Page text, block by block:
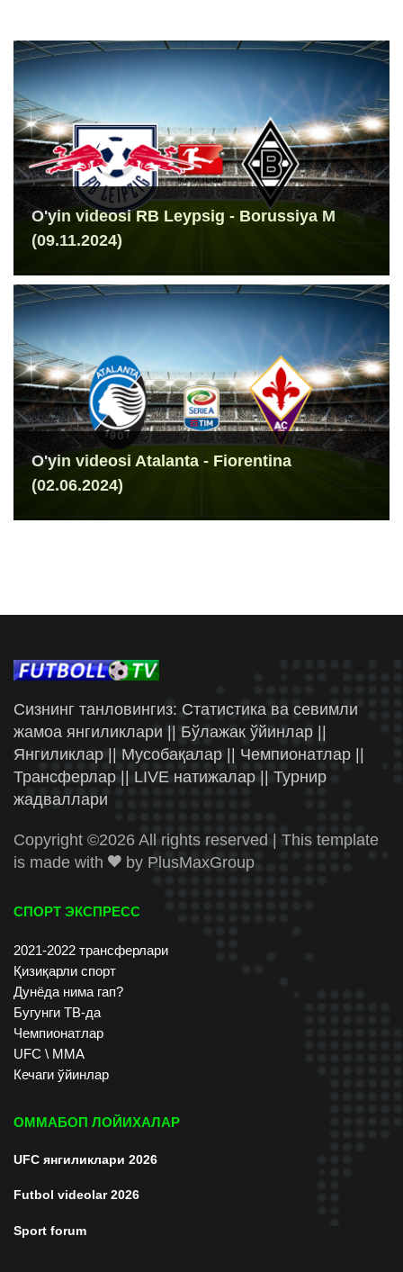
O'yin videosi RB Leypsig - Borussiya M
(09.11.2024)
O'yin videosi Atalanta - Fiorentina
(02.06.2024)
Сизнинг танловингиз: Статистика ва севимли
жамоа янгиликлари || Бўлажак ўйинлар ||
Янгиликлар || Мусобақалар || Чемпионатлар ||
Трансферлар || LIVE натижалар || Турнир
жадваллари
Copyright ©2026 All rights reserved | This template
is made with
by PlusMaxGroup
СПОРТ ЭКСПРЕСС
2021-2022 трансферлари
Қизиқарли спорт
Дунёда нима гап?
Бугунги ТВ-да
Чемпионатлар
UFC \ ММА
Кечаги ўйинлар
ОММАБОП ЛОЙИХАЛАР
UFC янгиликлари 2026
Futbol videolar 2026
Sport forum